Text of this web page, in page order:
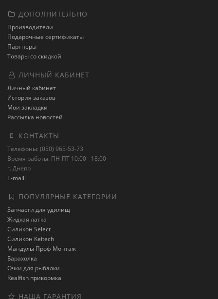
ДОПОЛНИТЕЛЬНО
Производители
Подарочные сертификаты
Партнёры
Товары со скидкой
ЛИЧНЫЙ КАБИНЕТ
Личный кабинет
История заказов
Мои закладки
Рассылка новостей
КОНТАКТЫ
Телефоны: (050) 965-53-73
Время работы: ПН-ПТ 10:00 - 18:00
г. Днепр
E-mail:
ПОПУЛЯРНЫЕ КАТЕГОРИИ
Запчасти для удилищ
Жидкая латка
Силикон Select
Силикон Keitech
Мандулы Проф Монтаж
Барахолка
Очки для рыбалки
Realfish прикормка
НАША ГАРАНТИЯ